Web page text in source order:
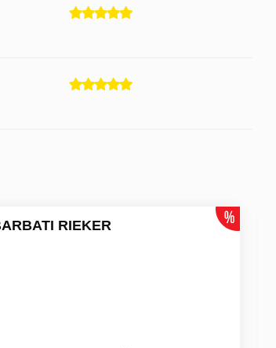
RIEKER